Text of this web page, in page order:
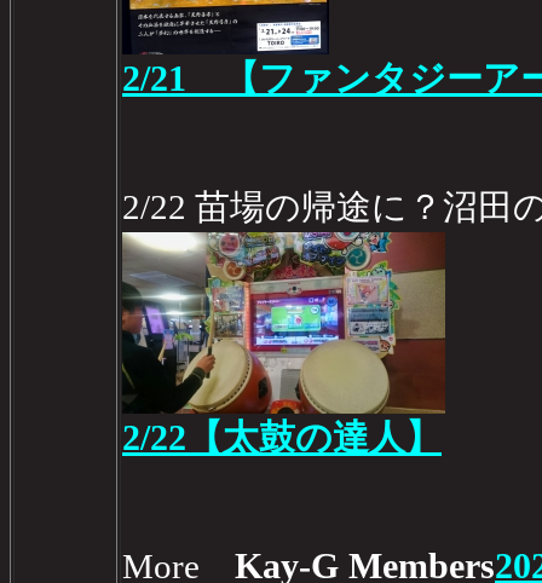
2/21 【ファンタジーア
2/22 苗場の帰途に？沼田
2/22【太鼓の達人】
More Kay-G Members